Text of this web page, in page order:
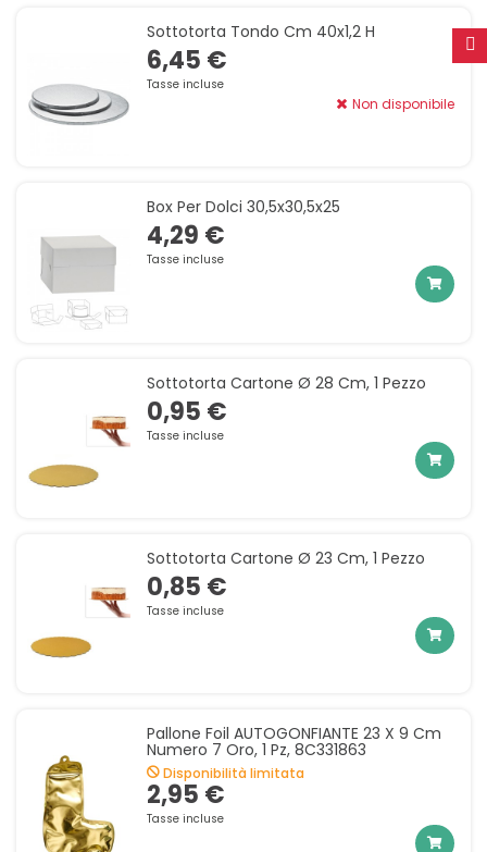
Sottotorta Tondo Cm 40x1,2 H
6,45 €
Tasse incluse
Non disponibile
Box Per Dolci 30,5x30,5x25
4,29 €
Tasse incluse
Sottotorta Cartone Ø 28 Cm, 1 Pezzo
0,95 €
Tasse incluse
Sottotorta Cartone Ø 23 Cm, 1 Pezzo
0,85 €
Tasse incluse
Pallone Foil AUTOGONFIANTE 23 X 9 Cm
Numero 7 Oro, 1 Pz, 8C331863
Disponibilità limitata
2,95 €
Tasse incluse